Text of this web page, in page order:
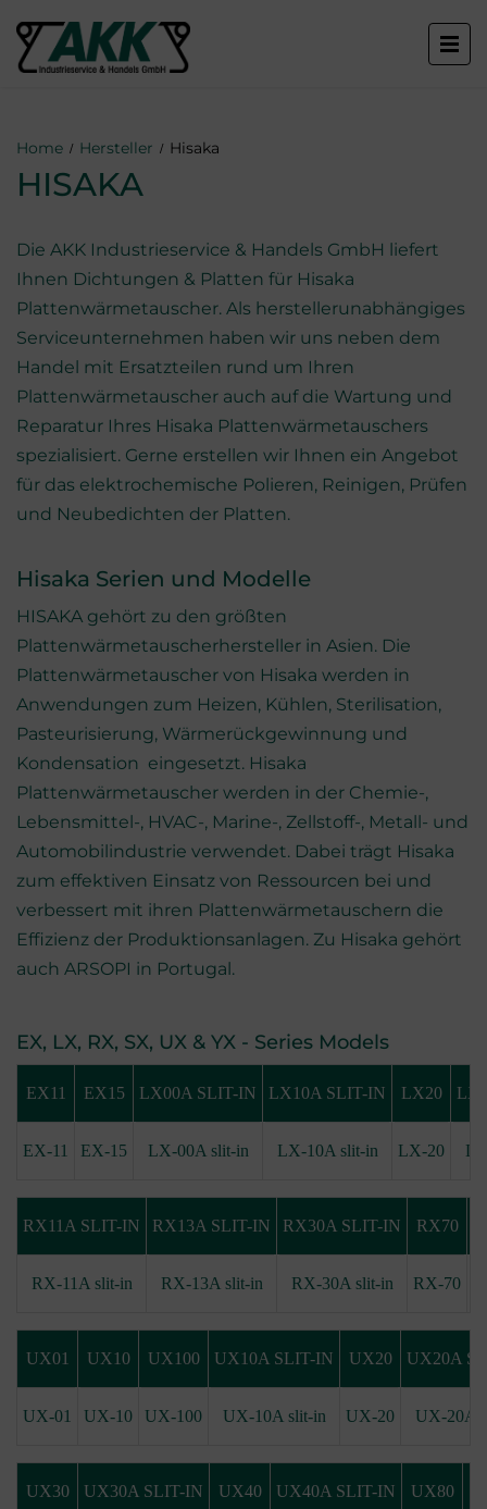
Home Hersteller Hisaka
HISAKA
Die AKK Industrieservice & Handels GmbH liefert
Ihnen Dichtungen & Platten für Hisaka
Plattenwärmetauscher. Als herstellerunabhängiges
Serviceunternehmen haben wir uns neben dem
Handel mit Ersatzteilen rund um Ihren
Plattenwärmetauscher auch auf die Wartung und
Reparatur Ihres Hisaka Plattenwärmetauschers
spezialisiert. Gerne erstellen wir Ihnen ein Angebot
für das elektrochemische Polieren, Reinigen, Prüfen
und Neubedichten der Platten.
Hisaka Serien und Modelle
HISAKA gehört zu den größten
Plattenwärmetauscherhersteller in Asien. Die
Plattenwärmetauscher von Hisaka werden in
Anwendungen zum Heizen, Kühlen, Sterilisation,
Pasteurisierung, Wärmerückgewinnung und
Kondensation eingesetzt. Hisaka
Plattenwärmetauscher werden in der Chemie-,
Lebensmittel-, HVAC-, Marine-, Zellstoff-, Metall- und
Automobilindustrie verwendet. Dabei trägt Hisaka
zum effektiven Einsatz von Ressourcen bei und
verbessert mit ihren Plattenwärmetauschern die
Effizienz der Produktionsanlagen. Zu Hisaka gehört
auch ARSOPI in Portugal.
EX, LX, RX, SX, UX & YX - Series Models
EX11 EX15 LX00A SLIT-IN LX10A SLIT-IN LX20
EX-11 EX-15 LX-00A slit-in LX-10A slit-in LX-20
RX11A SLIT-IN RX13A SLIT-IN RX30A SLIT-IN RX70
RX-11A slit-in RX-13A slit-in RX-30A slit-in RX-70
UX01 UX10 UX100 UX10A SLIT-IN UX20 UX20A
UX-01 UX-10 UX-100 UX-10A slit-in UX-20 UX-20A
UX30 UX30A SLIT-IN UX40 UX40A SLIT-IN UX80